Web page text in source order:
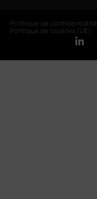
Politique de confidentialité
Politique de cookies (UE)